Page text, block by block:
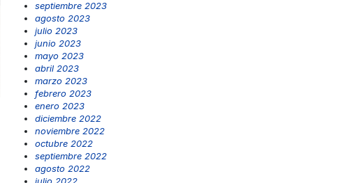
septiembre 2023
agosto 2023
julio 2023
junio 2023
mayo 2023
abril 2023
marzo 2023
febrero 2023
enero 2023
diciembre 2022
noviembre 2022
octubre 2022
septiembre 2022
agosto 2022